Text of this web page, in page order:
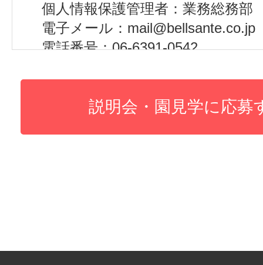
個人情報保護管理者：業務総務
電子メール：mail@bellsante.co.jp
電話番号：06-6391-0542
(３)個人情報の利用目的
・各種イベントへの参加者登録の